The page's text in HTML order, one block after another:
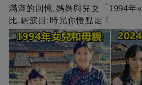
滿滿的回憶,媽媽與兒女「1994年
比,網淚目:時光你慢點走！